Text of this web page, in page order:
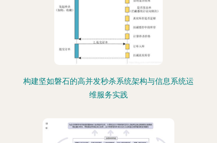
构建坚如磐石的高并发秒杀系统架构与信息系统运
维服务实践